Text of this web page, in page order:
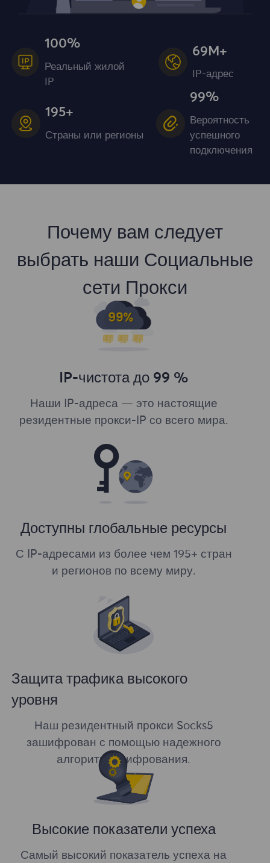
100%
Реальный жилой
IP
69M+
IP-адрес
195+
Страны или регионы
99%
Вероятность
успешного
подключения
Почему вам следует
выбрать наши Социальные
сети Прокси
IP-чистота до 99 %
Наши IP-адреса — это настоящие
резидентные прокси-IP со всего мира.
Доступны глобальные ресурсы
С IP-адресами из более чем 195+ стран
и регионов по всему миру.
Защита трафика высокого
уровня
Наш резидентный прокси Socks5
зашифрован с помощью надежного
алгоритма шифрования.
Высокие показатели успеха
Самый высокий показатель успеха на